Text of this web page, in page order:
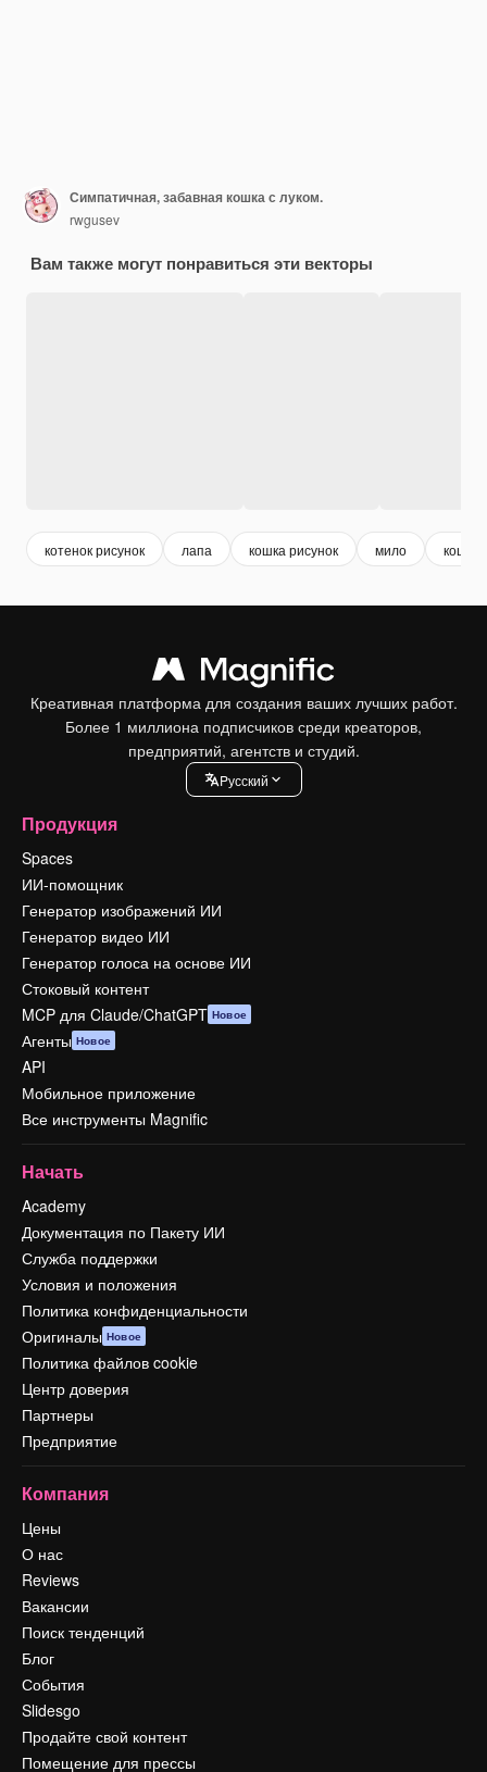
Симпатичная, забавная кошка с луком.
rwgusev
Вам также могут понравиться эти векторы
котенок рисунок лапа кошка рисунок мило кошки
Креативная платформа для создания ваших лучших работ.
Более 1 миллиона подписчиков среди креаторов,
предприятий, агентств и студий.
Pусский
Продукция
Spaces
ИИ-помощник
Генератор изображений ИИ
Генератор видео ИИ
Генератор голоса на основе ИИ
Стоковый контент
MCP для Claude/ChatGPT Новое
Агенты Новое
API
Мобильное приложение
Все инструменты Magnific
Начать
Academy
Документация по Пакету ИИ
Служба поддержки
Условия и положения
Политика конфиденциальности
Оригиналы Новое
Политика файлов cookie
Центр доверия
Партнеры
Предприятие
Компания
Цены
О нас
Reviews
Вакансии
Поиск тенденций
Блог
События
Slidesgo
Продайте свой контент
Помещение для прессы